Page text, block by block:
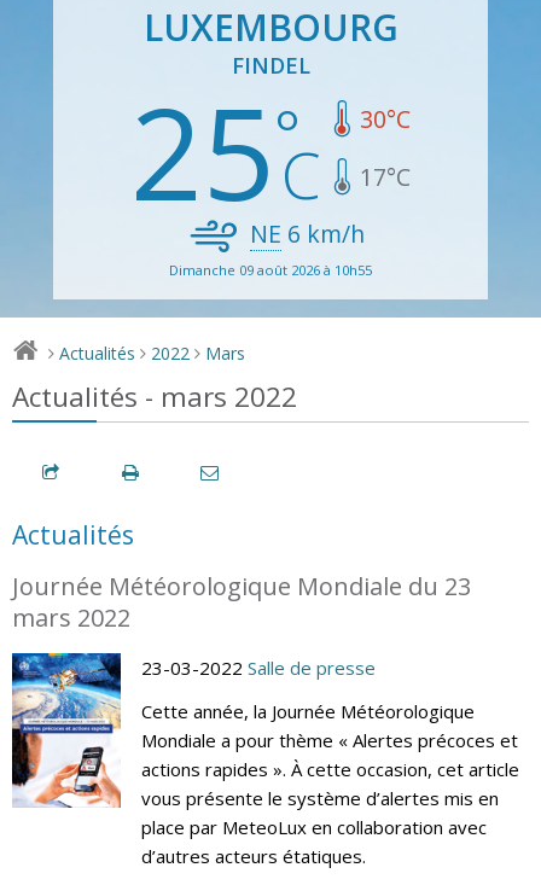
LUXEMBOURG
FINDEL
25 30°C
17°C
NE 6 km/h
Dimanche 09 août 2026 à 10h55
> Actualités > 2022 > Mars
Actualités - mars 2022
Actualités
Journée Météorologique Mondiale du 23
mars 2022
23-03-2022 Salle de presse
Cette année, la Journée Météorologique
Mondiale a pour thème « Alertes précoces et
actions rapides ». À cette occasion, cet article
vous présente le système d’alertes mis en
place par MeteoLux en collaboration avec
d’autres acteurs étatiques.